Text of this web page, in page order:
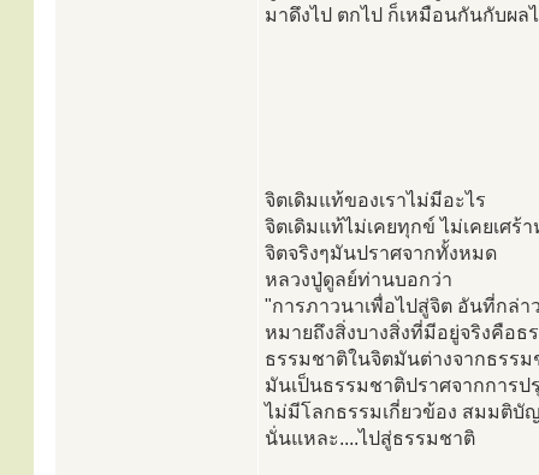
มาดึงไป ตกไป ก็เหมือนกันกับผล
จิตเดิมแท้ของเราไม่มีอะไร
จิตเดิมแท้ไม่เคยทุกข์ ไม่เคยเศร้
จิตจริงๆมันปราศจากทั้งหมด
หลวงปู่ดูลย์ท่านบอกว่า
"การภาวนาเพื่อไปสู่จิต อันที่กล่า
หมายถึงสิ่งบางสิ่งที่มีอยู่จริงคือธ
ธรรมชาติในจิตมันต่างจากธรร
มันเป็นธรรมชาติปราศจากการป
ไม่มีโลกธรรมเกี่ยวข้อง สมมติ
นั่นแหละ....ไปสู่ธรรมชาติ